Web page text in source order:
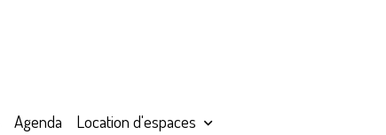
Agenda Location d'espaces